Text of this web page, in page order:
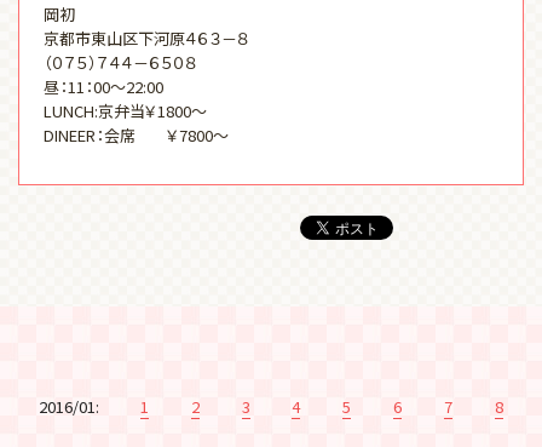
岡初
京都市東山区下河原４６３－８
（０７５）７４４－６５０８
昼：11：00～22:00
LUNCH:京弁当￥1800～
DINEER：会席 ￥7800～
2016/01: 1 2 3 4 5 6 7 8